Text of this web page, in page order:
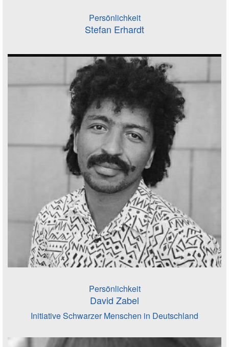
Persönlichkeit
Stefan Erhardt
Persönlichkeit
David Zabel
Initiative Schwarzer Menschen in Deutschland